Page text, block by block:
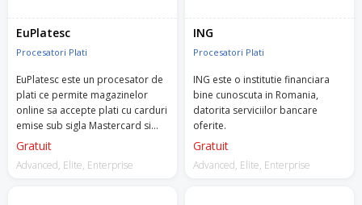
EuPlatesc
Procesatori Plati
EuPlatesc este un procesator de
plati ce permite magazinelor
online sa accepte plati cu carduri
emise sub sigla Mastercard si
Visa sau plati in regim ramburs.
Gratuit
Advanced, Elite, Enterprise
ING
Procesatori Plati
ING este o institutie financiara
bine cunoscuta in Romania,
datorita serviciilor bancare
oferite.
Gratuit
Advanced, Elite, Enterprise